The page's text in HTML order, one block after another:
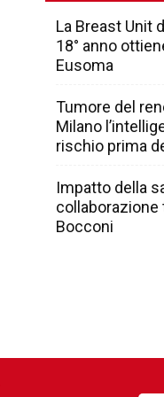
La Breast Unit
18° anno
Eusoma
Tumore del
Milano
rischio prima
Impatto della
collaborazione
Bocconi